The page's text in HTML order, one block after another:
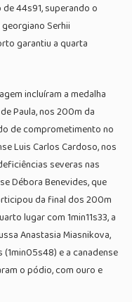
44s91, superando o
Serhii
garantiu a quarta
incluíram a medalha
Paula, nos 200m da
de comprometimento no
Luis Carlos Cardoso, nos
severas nas
Débora Benevides, que
da final dos 200m
lugar com 1min11s33, a
Anastasia Miasnikova,
e a canadense
o pódio, com ouro e